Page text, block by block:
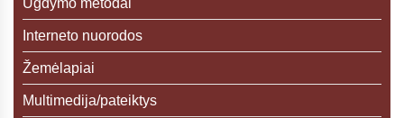
Ugdymo metodai
Interneto nuorodos
Žemėlapiai
Multimedija/pateiktys